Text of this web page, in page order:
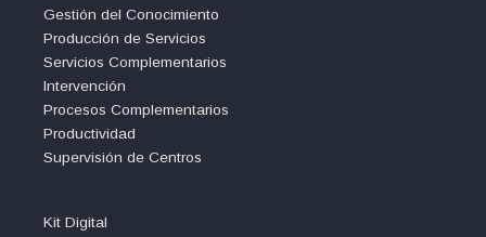
Gestión del Conocimiento
Producción de Servicios
Servicios Complementarios
Intervención
Procesos Complementarios
Productividad
Supervisión de Centros
Kit Digital